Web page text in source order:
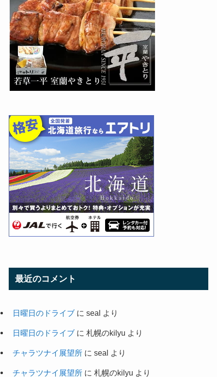
最近のコメント
日曜日のドライブに seal より
日曜日のドライブに 札幌のkilyu より
チャラツナイ展望所に seal より
チャラツナイ展望所に 札幌のkilyu より